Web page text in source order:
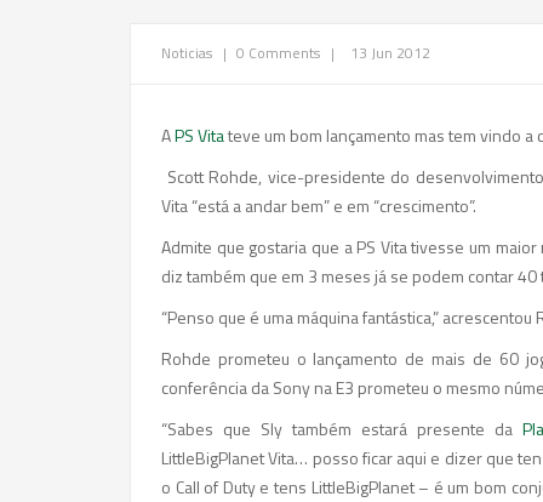
Noticias | 0 Comments | 13 Jun 2012
APS Vitateve um bom lançamento mas tem vindo
Scott Rohde, vice-presidente do
Vita “está a andar bem” e em “crescimento”.
Admite que gostaria que a PS Vita tivesse um
diz também que em 3 meses já se podem contar 40
“Penso que é uma máquina fantástica,” acrescentou
Rohde prometeu o lançamento de mais de 60
conferência da Sony na E3 prometeu o mesmo
“Sabes que Sly também estará presente da
LittleBigPlanet Vita… posso ficar aqui e dizer que
o Call of Duty e tens LittleBigPlanet – é um bom